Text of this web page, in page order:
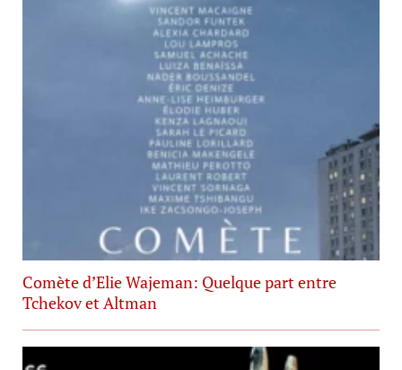
Comète d’Elie Wajeman: Quelque part entre
Tchekov et Altman